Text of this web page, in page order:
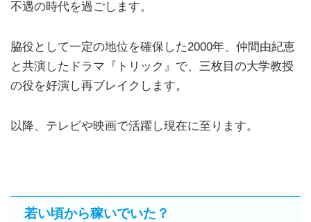
不遇の時代を過ごします。
脇役として一定の地位を確保した2000年、仲間由紀恵
と共演したドラマ『トリック』で、三枚目の大学教授
の役を好演し再ブレイクします。
以降、テレビや映画で活躍し現在に至ります。
若い頃から稼いでいた？